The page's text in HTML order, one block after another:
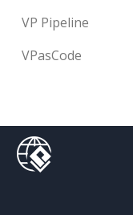
VP Pipeline
VPasCode